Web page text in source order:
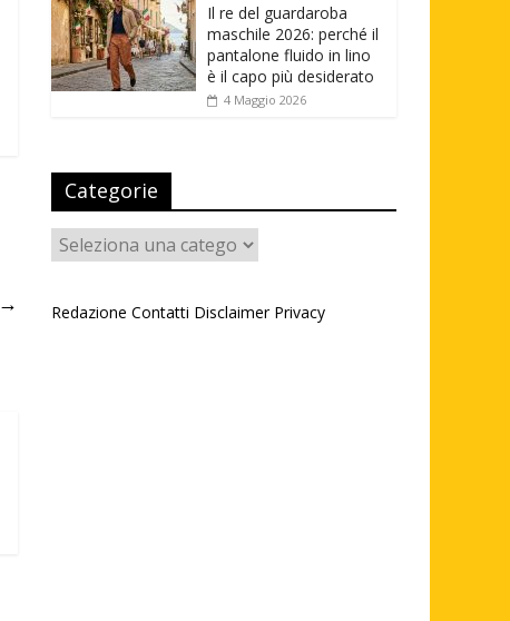
→
Il re del guardaroba
maschile 2026: perché il
pantalone fluido in lino
è il capo più desiderato
4 Maggio 2026
Categorie
Categorie
Redazione Contatti Disclaimer Privacy